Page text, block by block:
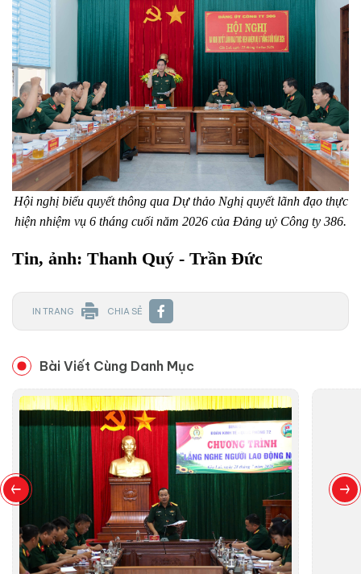
Hội nghị biểu quyết thông qua Dự thảo Nghị quyết lãnh đạo thực
hiện nhiệm vụ 6 tháng cuối năm 2026 của Đảng uỷ Công ty 386.
Tin, ảnh: Thanh Quý - Trần Đức
IN TRANG CHIA SẺ
Bài Viết Cùng Danh Mục